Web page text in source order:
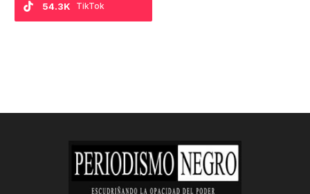
TikTok
54.3K